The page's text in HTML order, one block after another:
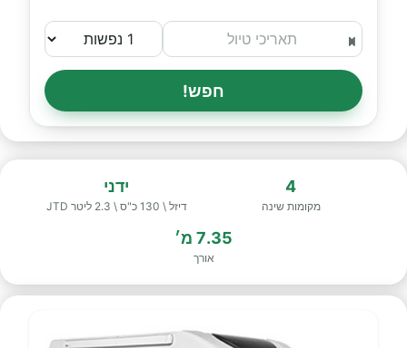
חפש!
4
מקומות שינה
ידני
דיזל \ 130 כ"ס \ 2.3 ליטר JTD
7.35 מ׳
אורך